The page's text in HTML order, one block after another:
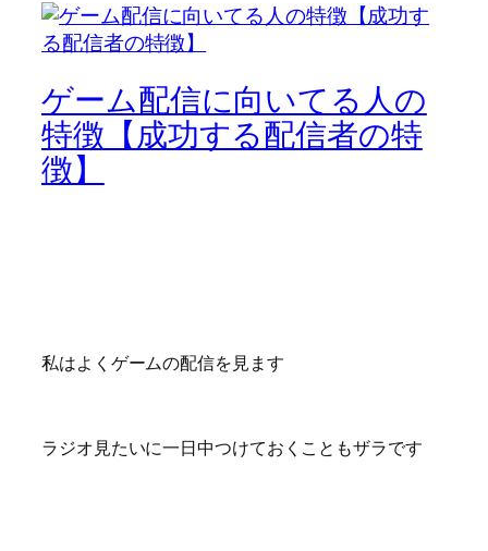
ゲーム配信に向いてる人の
特徴【成功する配信者の特
徴】
私はよくゲームの配信を見ます
ラジオ見たいに一日中つけておくこともザラです